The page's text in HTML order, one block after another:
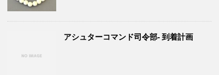
アシュターコマンド司令部- 到着計画